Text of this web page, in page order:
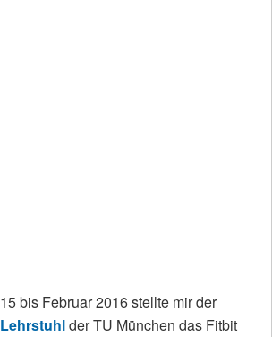
bis Februar 2016 stellte mir der
der TU München das Fitbit